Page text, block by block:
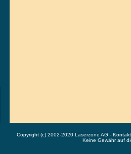
Copyright (c) 2002-2020 Laserzone AG -
Keine Gewähr auf